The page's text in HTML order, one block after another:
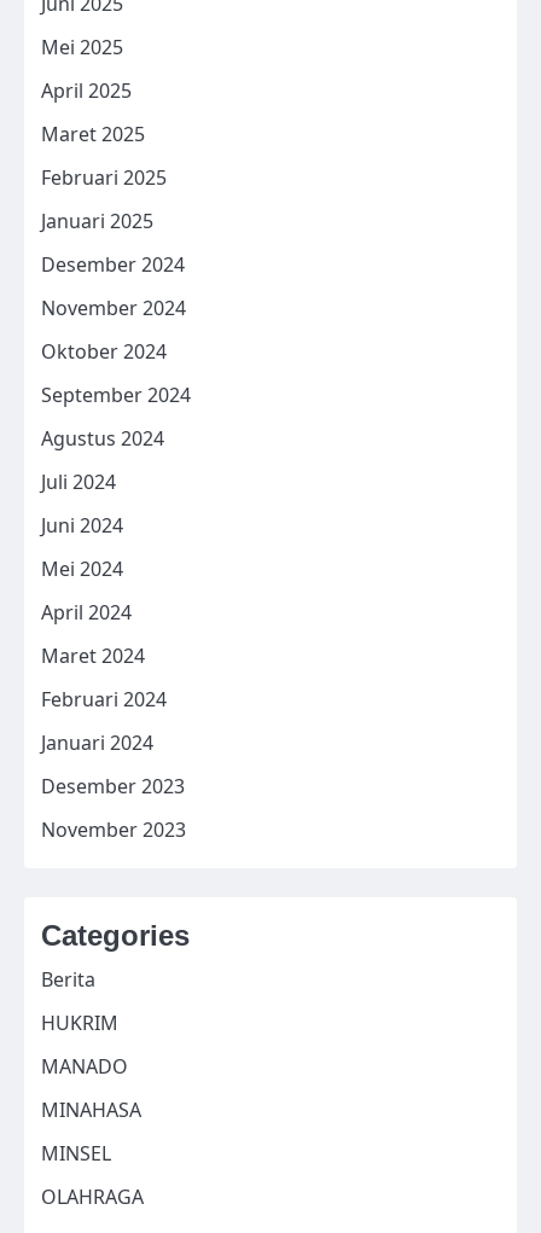
Mei 2025
April 2025
Maret 2025
Februari 2025
Januari 2025
Desember 2024
November 2024
Oktober 2024
September 2024
Agustus 2024
Juli 2024
Juni 2024
Mei 2024
April 2024
Maret 2024
Februari 2024
Januari 2024
Desember 2023
November 2023
Categories
Berita
HUKRIM
MANADO
MINAHASA
MINSEL
OLAHRAGA